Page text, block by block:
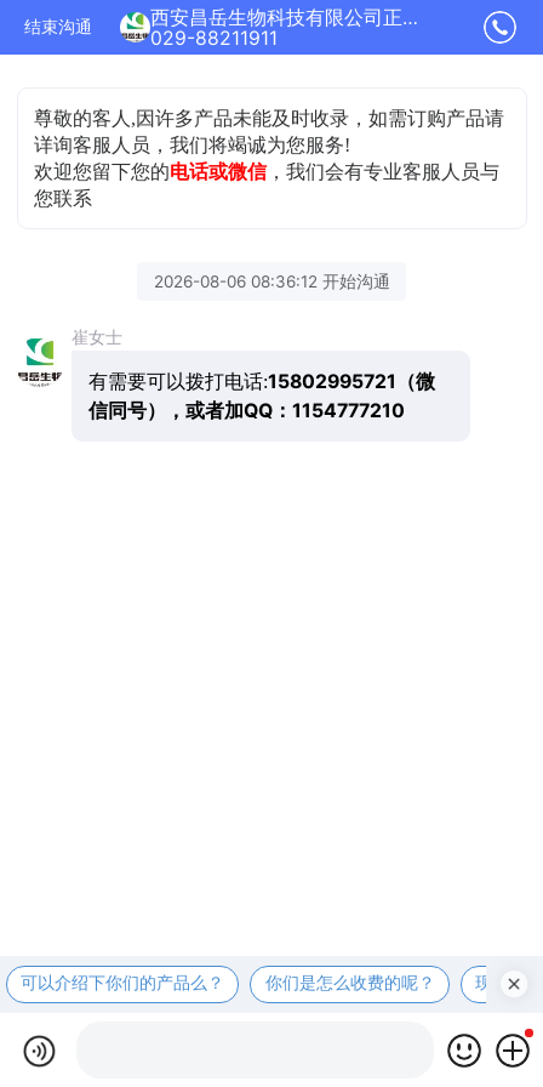
结束沟通
西安昌岳生物科技有限公司正在为您服务
029-88211911
尊敬的客人,因许多产品未能及时收录，如需订购产品请
详询客服人员，我们将竭诚为您服务!
欢迎您留下您的电话或微信，我们会有专业客服人员与
您联系
2026-08-06 08:36:12 开始沟通
崔女士
有需要可以拨打电话:15802995721（微
信同号），或者加QQ：1154777210
可以介绍下你们的产品么？ 你们是怎么收费的呢？ 现在有